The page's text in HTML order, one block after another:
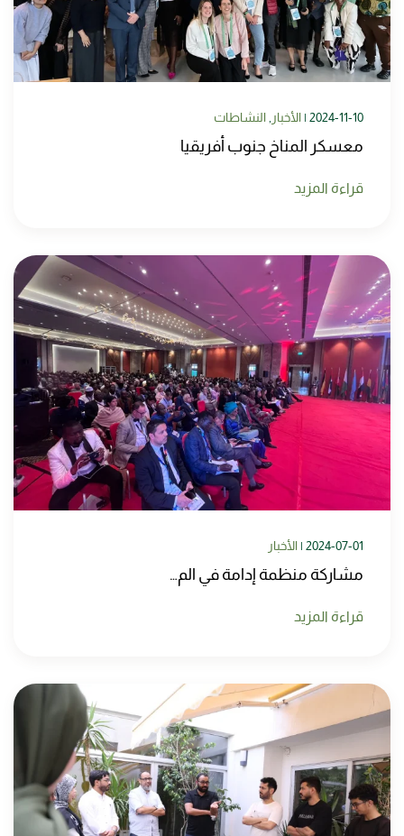
2024-11-10
| الأخبار,النشاطات
معسكر المناخ جنوب أفريقيا
قراءة المزيد
2024-07-01
| الأخبار
مشاركة منظمة إدامة في الم…
قراءة المزيد